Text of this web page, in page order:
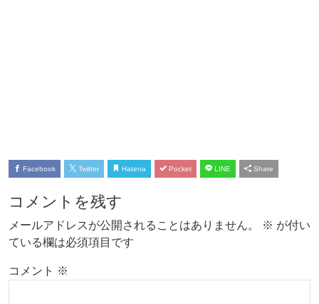
Facebook Twitter Hatena Pocket LINE Share
コメントを残す
メールアドレスが公開されることはありません。 ※ が付い
ている欄は必須項目です
コメント ※